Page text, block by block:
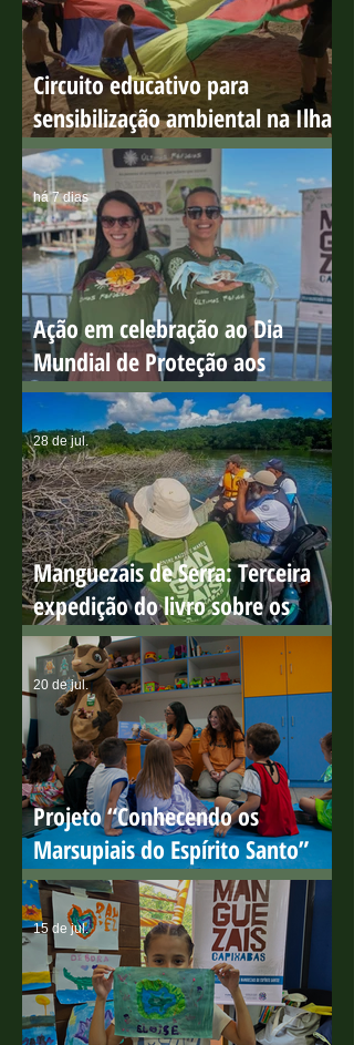
Circuito educativo para
sensibilização ambiental na Ilha
do Boi
há 4 dias
Ação em celebração ao Dia
Mundial de Proteção aos
Manguezais
há 7 dias
Manguezais de Serra: Terceira
expedição do livro sobre os
manguezais capixabas
28 de jul.
Projeto “Conhecendo os
Marsupiais do Espírito Santo”
encerra ciclo de ações em escolas
públicas com resultados
positivos
20 de jul.
15 de jul.